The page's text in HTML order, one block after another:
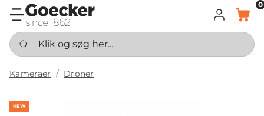
LOG INDKURV
0
Klik og søg her...
Kameraer Droner
NEW